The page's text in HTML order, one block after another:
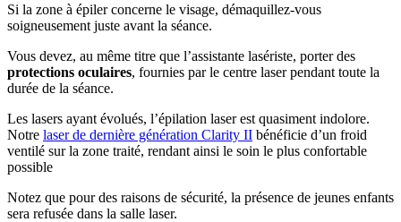
Si la zone à épiler concerne le visage, démaquillez-vous
soigneusement juste avant la séance.
Vous devez, au même titre que l’assistante lasériste, porter des
protections oculaires, fournies par le centre laser pendant toute la
durée de la séance.
Les lasers ayant évolués, l’épilation laser est quasiment indolore.
Notre laser de dernière génération Clarity II bénéficie d’un froid
ventilé sur la zone traité, rendant ainsi le soin le plus confortable
possible
Notez que pour des raisons de sécurité, la présence de jeunes enfants
sera refusée dans la salle laser.